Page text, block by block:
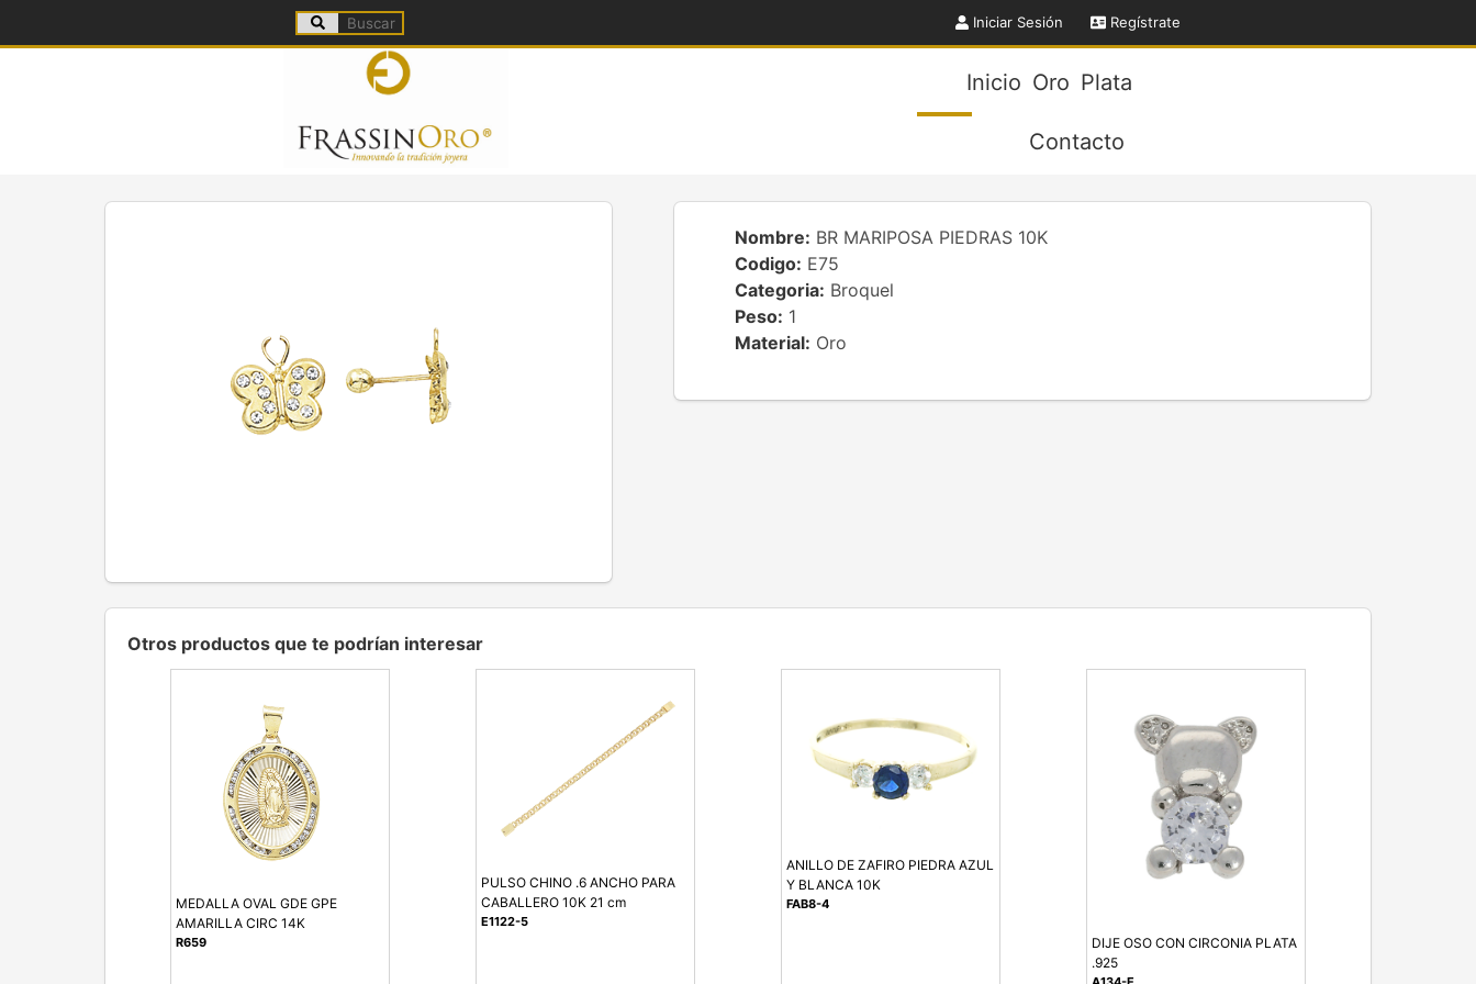
Iniciar Sesión Regístrate
Inicio Oro Plata
Contacto
Nombre: BR MARIPOSA PIEDRAS 10K
Codigo: E75
Categoria: Broquel
Peso: 1
Material: Oro
Otros productos que te podrían interesar
MEDALLA OVAL GDE GPE
AMARILLA CIRC 14K
R659
PULSO CHINO .6 ANCHO PARA
CABALLERO 10K 21 cm
E1122-5
ANILLO DE ZAFIRO PIEDRA AZUL
Y BLANCA 10K
FAB8-4
DIJE OSO CON CIRCONIA PLATA
.925